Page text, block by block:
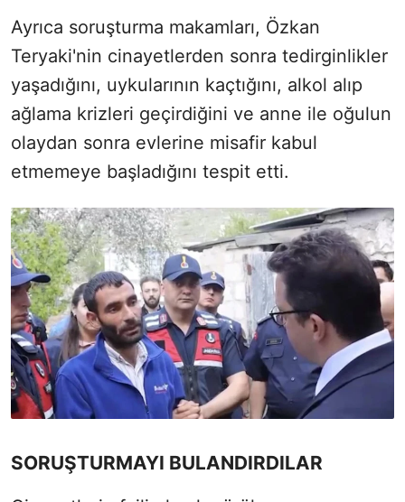
Ayrıca soruşturma makamları, Özkan
Teryaki'nin cinayetlerden sonra tedirginlikler
yaşadığını, uykularının kaçtığını, alkol alıp
ağlama krizleri geçirdiğini ve anne ile oğulun
olaydan sonra evlerine misafir kabul
etmemeye başladığını tespit etti.
SORUŞTURMAYI BULANDIRDILAR